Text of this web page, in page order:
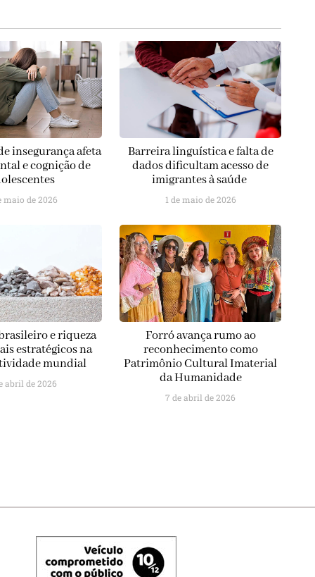
insegurança afeta
e cognição de
maio de 2026
Barreira linguística e falta de
dados dificultam acesso de
imigrantes à saúde
1 de maio de 2026
e riqueza
estratégicos na
mundial
abril de 2026
Forró avança rumo ao
reconhecimento como
Patrimônio Cultural Imaterial
da Humanidade
7 de abril de 2026